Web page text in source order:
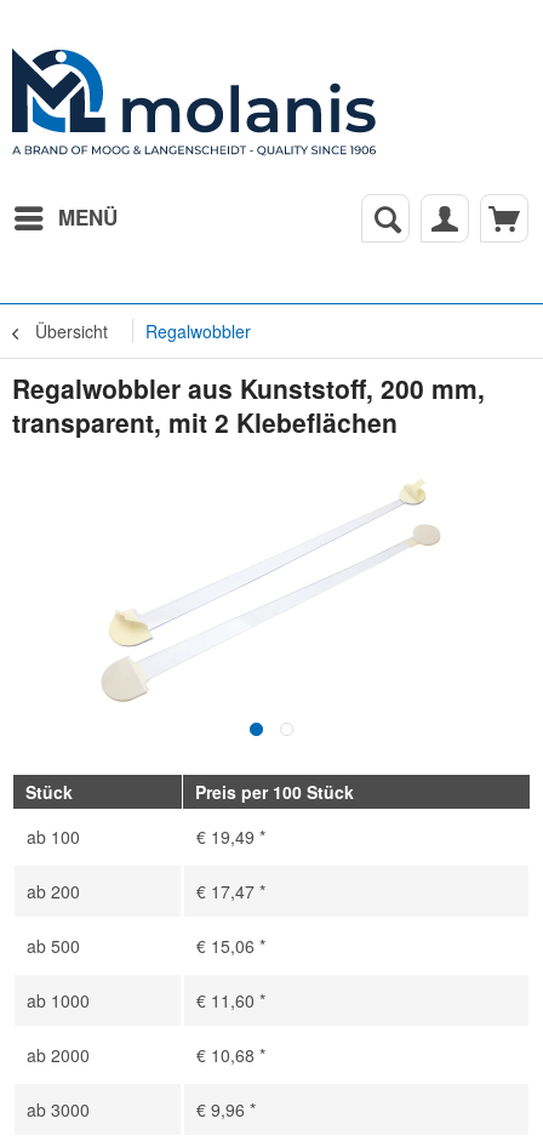
MENÜ
Übersicht Regalwobbler
Regalwobbler aus Kunststoff, 200 mm,
transparent, mit 2 Klebeflächen
Stück
Preis per 100 Stück
ab 100 € 19,49 *
ab 200 € 17,47 *
ab 500 € 15,06 *
ab 1000 € 11,60 *
ab 2000 € 10,68 *
ab 3000 € 9,96 *